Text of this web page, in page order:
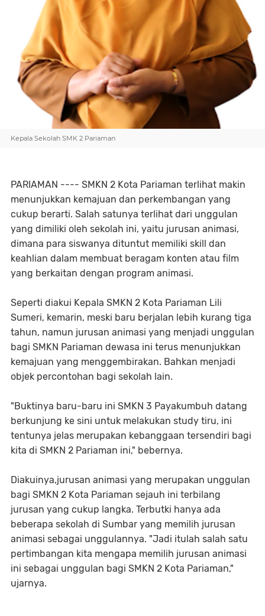
Kepala Sekolah SMK 2 Pariaman
PARIAMAN ---- SMKN 2 Kota Pariaman terlihat makin
menunjukkan kemajuan dan perkembangan yang
cukup berarti. Salah satunya terlihat dari unggulan
yang dimiliki oleh sekolah ini, yaitu jurusan animasi,
dimana para siswanya dituntut memiliki skill dan
keahlian dalam membuat beragam konten atau film
yang berkaitan dengan program animasi.
Seperti diakui Kepala SMKN 2 Kota Pariaman Lili
Sumeri, kemarin, meski baru berjalan lebih kurang tiga
tahun, namun jurusan animasi yang menjadi unggulan
bagi SMKN Pariaman dewasa ini terus menunjukkan
kemajuan yang menggembirakan. Bahkan menjadi
objek percontohan bagi sekolah lain.
"Buktinya baru-baru ini SMKN 3 Payakumbuh datang
berkunjung ke sini untuk melakukan study tiru, ini
tentunya jelas merupakan kebanggaan tersendiri bagi
kita di SMKN 2 Pariaman ini," bebernya.
Diakuinya,jurusan animasi yang merupakan unggulan
bagi SMKN 2 Kota Pariaman sejauh ini terbilang
jurusan yang cukup langka. Terbutki hanya ada
beberapa sekolah di Sumbar yang memilih jurusan
animasi sebagai unggulannya. "Jadi itulah salah satu
pertimbangan kita mengapa memilih jurusan animasi
ini sebagai unggulan bagi SMKN 2 Kota Pariaman,"
ujarnya.